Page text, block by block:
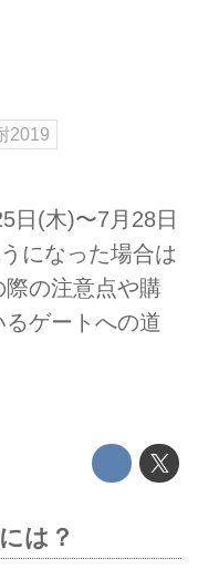
2019
日(木)〜7月28日
になった場合は
の注意点や購
ゲートへの道
は？